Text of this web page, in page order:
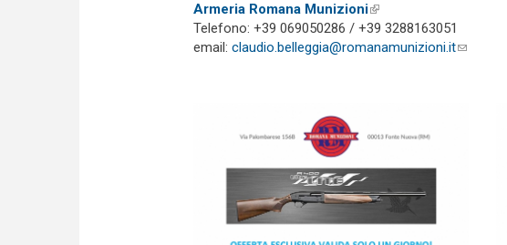
Armeria Romana Munizioni(link is external)
Telefono: +39 069050286 / +39 3288163051
email: claudio.belleggia@romanamunizioni.it(link